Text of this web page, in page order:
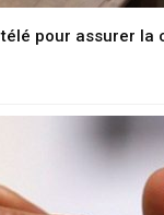
pour assurer la